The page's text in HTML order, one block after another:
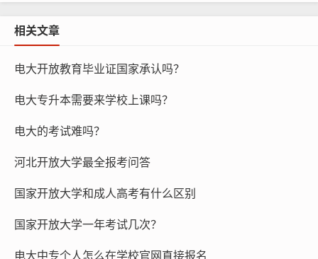
相关文章
电大开放教育毕业证国家承认吗？
电大专升本需要来学校上课吗？
电大的考试难吗？
河北开放大学最全报考问答
国家开放大学和成人高考有什么区别
国家开放大学一年考试几次？
电大中专个人怎么在学校官网直接报名